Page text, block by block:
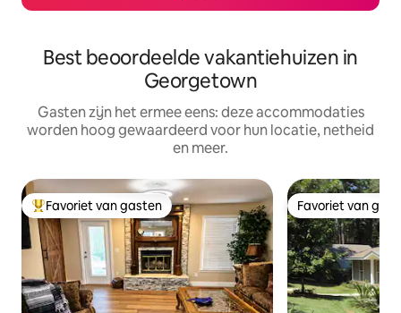
Best beoordeelde vakantiehuizen in
Georgetown
Gasten zijn het ermee eens: deze accommodaties
worden hoog gewaardeerd voor hun locatie, netheid
en meer.
Topfavoriet van gasten
Favoriet van gasten Favoriet van
Favoriet van